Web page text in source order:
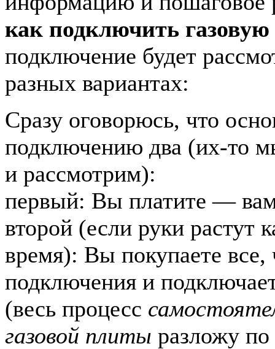
как подключить
подключение будет
разных вариантах:
Сразу оговорюсь, что
подключению два (их-то
и рассмотрим):
первый: Вы платите —
второй (если руки растут
время): Вы покупаете все,
подключения и
(весь процесс
газовой плиты разложу